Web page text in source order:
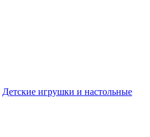
Детские игрушки и настольные